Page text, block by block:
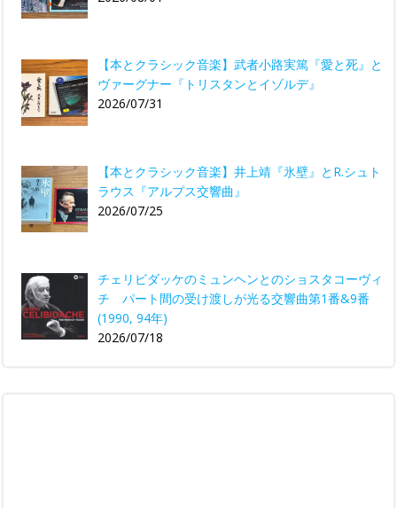
【本とクラシック音楽】武者小路実篤『愛と死』と
ヴァーグナー『トリスタンとイゾルデ』
2026/07/31
【本とクラシック音楽】井上靖『氷壁』とR.シュト
ラウス『アルプス交響曲』
2026/07/25
チェリビダッケのミュンヘンとのショスタコーヴィ
チ パート間の受け渡しが光る交響曲第1番&9番
(1990, 94年)
2026/07/18